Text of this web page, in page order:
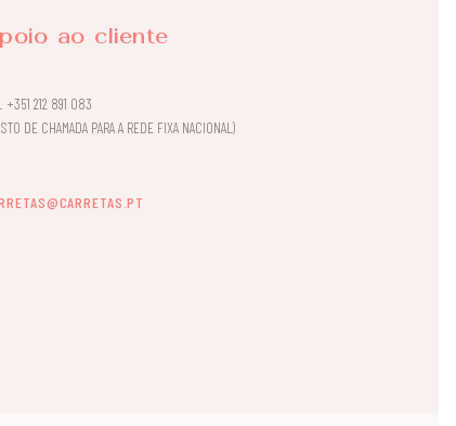
ao cliente
+351 212 891 083
DE CHAMADA PARA A REDE FIXA NACIONAL)